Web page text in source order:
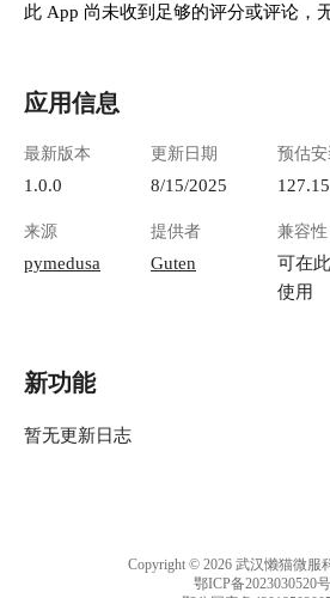
此 App 尚未收到足够的评分或评论，
应用信息
最新版本
1.0.0
更新日期
8/15/2025
预估
来源
pymedusa
提供者
Guten
兼容性
可在
使用
新功能
暂无更新日志
Copyright © 2026 武汉懒猫微服
鄂ICP备2023030520